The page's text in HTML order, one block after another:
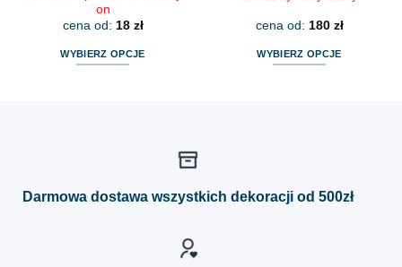
on
cena od: 18 zł
WYBIERZ OPCJE
cena od: 180 zł
WYBIERZ OPCJE
można
Darmowa dostawa wszystkich dekoracji od 500zł